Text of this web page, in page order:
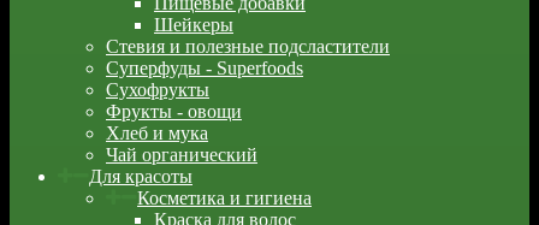
Шейкеры
Стевия и полезные подсластители
Суперфуды - Superfoods
Сухофрукты
Фрукты - овощи
Хлеб и мука
Чай органический
Для красоты
Косметика и гигиена
Краска для волос